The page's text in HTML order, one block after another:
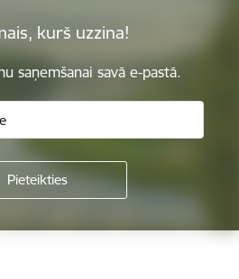
kurš uzzina!
saņemšanai savā e-pastā.